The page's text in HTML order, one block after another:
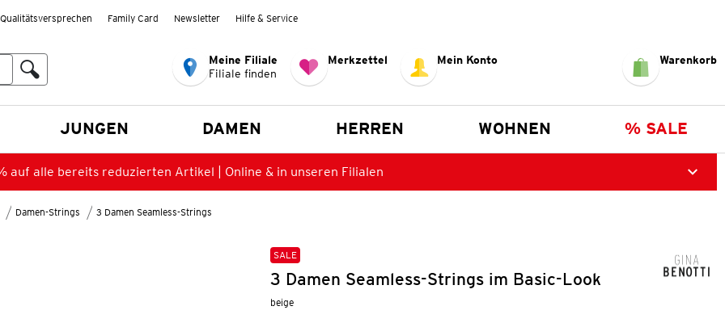
Qualitätsversprechen Family Card Newsletter Hilfe & Service
Meine Filiale
Filiale finden
Merkzettel Mein Konto Warenkorb
JUNGEN DAMEN HERREN WOHNEN % SALE
auf alle bereits reduzierten Artikel | Online & in unseren Filialen
Damen-Strings 3 Damen Seamless-Strings
SALE
3 Damen Seamless-Strings im Basic-Look
beige